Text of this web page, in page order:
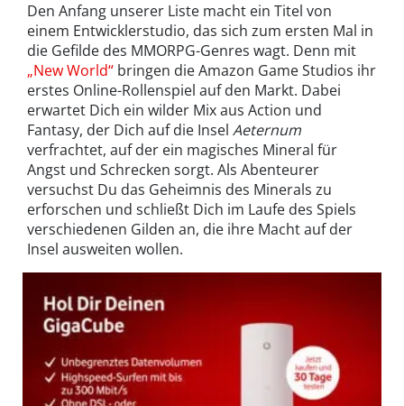
Den Anfang unserer Liste macht ein Titel von
einem Entwicklerstudio, das sich zum ersten Mal in
die Gefilde des MMORPG-Genres wagt. Denn mit
„New World“ bringen die Amazon Game Studios ihr
erstes Online-Rollenspiel auf den Markt. Dabei
erwartet Dich ein wilder Mix aus Action und
Fantasy, der Dich auf die Insel Aeternum
verfrachtet, auf der ein magisches Mineral für
Angst und Schrecken sorgt. Als Abenteurer
versuchst Du das Geheimnis des Minerals zu
erforschen und schließt Dich im Laufe des Spiels
verschiedenen Gilden an, die ihre Macht auf der
Insel ausweiten wollen.